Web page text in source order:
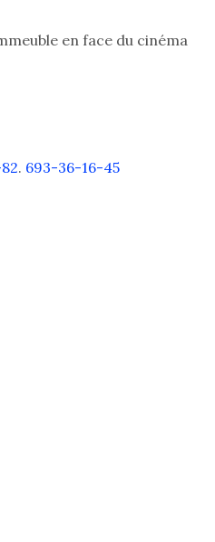
en face du cinéma
. 693-36-16-45